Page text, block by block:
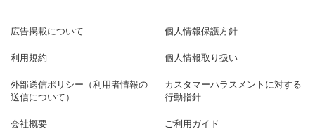
広告掲載について 個人情報保護方針
利用規約 個人情報取り扱い
外部送信ポリシー（利用者情報の
送信について）
カスタマーハラスメントに対する
行動指針
会社概要 ご利用ガイド